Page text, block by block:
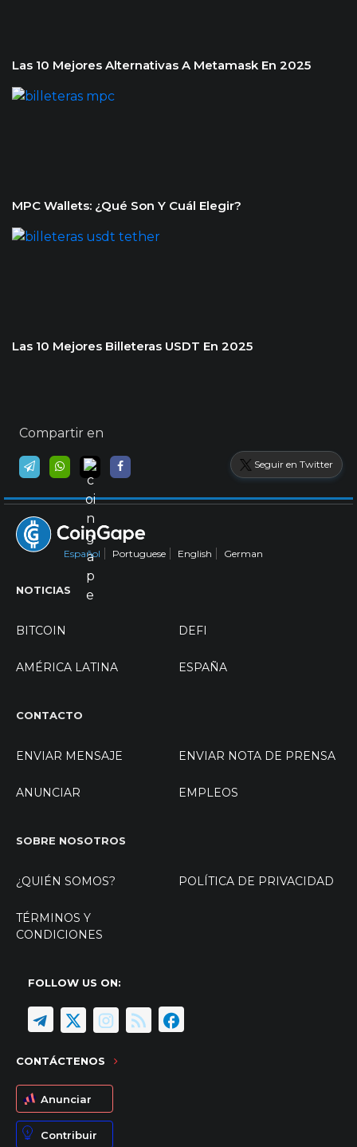
Las 10 Mejores Alternativas A Metamask En 2025
MPC Wallets: ¿Qué Son Y Cuál Elegir?
Las 10 Mejores Billeteras USDT En 2025
Compartir en
Seguir en Twitter
Español Portuguese English German
NOTICIAS
BITCOIN DEFI
AMÉRICA LATINA ESPAÑA
CONTACTO
ENVIAR MENSAJE ENVIAR NOTA DE PRENSA
ANUNCIAR EMPLEOS
SOBRE NOSOTROS
¿QUIÉN SOMOS? POLÍTICA DE PRIVACIDAD
TÉRMINOS Y
CONDICIONES
FOLLOW US ON:
CONTÁCTENOS
Anunciar
Contribuir